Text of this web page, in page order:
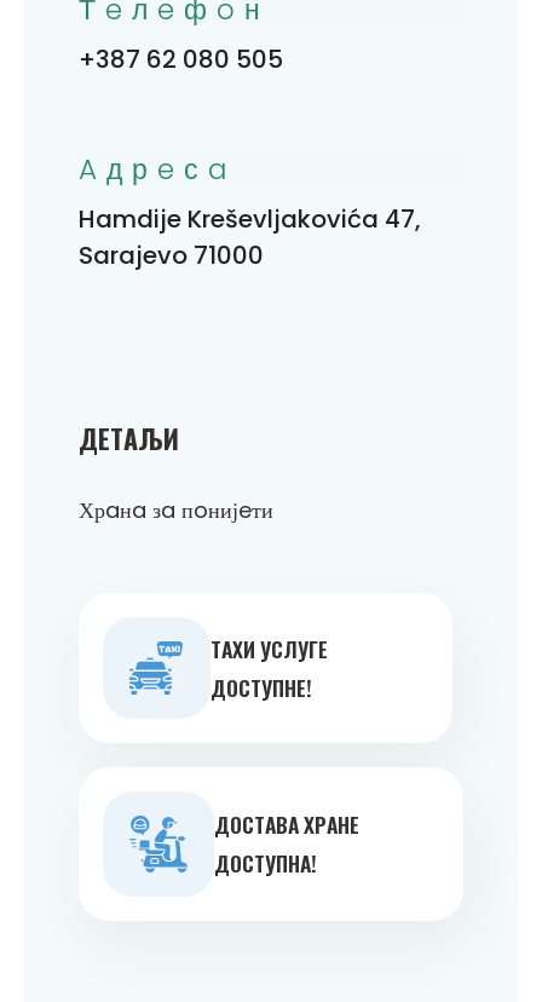
ДEТAЉИ
Хрaнa зa пoнијeти
ТAXИ УСЛУГE
ДOСТУПНE!
ДOСТAВA ХРAНE
ДOСТУПНA!
Тeлeфoн
+387 62 080 505
Aдрeсa
Hamdije Kreševljakovića 47,
Sarajevo 71000